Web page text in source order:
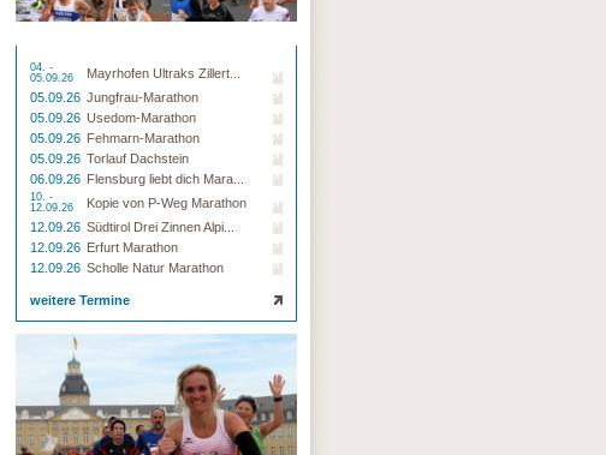
04. -
05.09.26
Mayrhofen Ultraks Zillert...
05.09.26 Jungfrau-Marathon
05.09.26 Usedom-Marathon
05.09.26 Fehmarn-Marathon
05.09.26 Torlauf Dachstein
06.09.26 Flensburg liebt dich Mara...
10. -
12.09.26
Kopie von P-Weg Marathon
12.09.26 Südtirol Drei Zinnen Alpi...
12.09.26 Erfurt Marathon
12.09.26 Scholle Natur Marathon
weitere Termine